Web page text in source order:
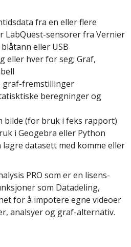
fra en eller flere
LabQuest-sensorer fra Vernier
eller USB
eller hver for seg; Graf,
graf-fremstillinger
beregninger og
bilde (for bruk i feks rapport)
i Geogebra eller Python
lagre datasett med komme eller
PRO som er en lisens-
som Datadeling,
for å impotere egne videoer
analsyer og graf-alternativ.